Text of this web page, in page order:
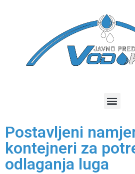
Postavljeni
kontejneri za
odlaganja luga